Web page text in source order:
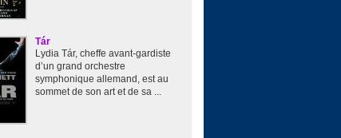
Tár
Lydia Tár, cheffe avant-gardiste
d’un grand orchestre
symphonique allemand, est au
sommet de son art et de sa ...